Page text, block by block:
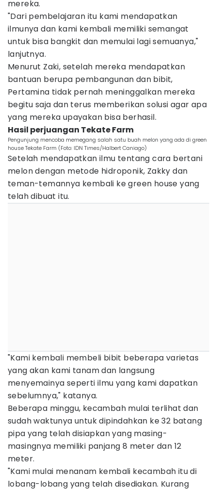
mereka.
"Dari pembelajaran itu kami mendapatkan
ilmunya dan kami kembali memiliki semangat
untuk bisa bangkit dan memulai lagi semuanya,"
lanjutnya.
Menurut Zaki, setelah mereka mendapatkan
bantuan berupa pembangunan dan bibit,
Pertamina tidak pernah meninggalkan mereka
begitu saja dan terus memberikan solusi agar apa
yang mereka upayakan bisa berhasil.
Hasil perjuangan Tekate Farm
Pengunjung mencoba memegang salah satu buah melon yang ada di green
house Tekate Farm (Foto: IDN Times/Halbert Caniago)
Setelah mendapatkan ilmu tentang cara bertani
melon dengan metode hidroponik, Zakky dan
teman-temannya kembali ke green house yang
telah dibuat itu.
"Kami kembali membeli bibit beberapa varietas
yang akan kami tanam dan langsung
menyemainya seperti ilmu yang kami dapatkan
sebelumnya," katanya.
Beberapa minggu, kecambah mulai terlihat dan
sudah waktunya untuk dipindahkan ke 32 batang
pipa yang telah disiapkan yang masing-
masingnya memiliki panjang 8 meter dan 12
meter.
"Kami mulai menanam kembali kecambah itu di
lobang-lobang yang telah disediakan. Kurang